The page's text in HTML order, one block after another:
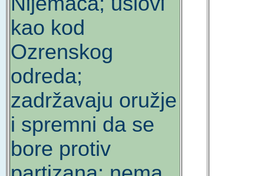
kao kod
Ozrenskog
odreda;
zadržavaju oružje
i spremni da se
bore protiv